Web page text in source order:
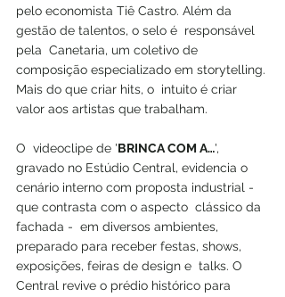
pelo economista Tiê Castro. Além da
gestão de talentos, o selo é  responsável
pela  Canetaria, um coletivo de
composição especializado em storytelling.
Mais do que criar hits, o  intuito é criar
valor aos artistas que trabalham.
O  videoclipe de 'BRINCA COM A…',
gravado no Estúdio Central, evidencia o
cenário interno com proposta industrial -
que contrasta com o aspecto  clássico da
fachada -  em diversos ambientes,
preparado para receber festas, shows,
exposições, feiras de design e  talks. O
Central revive o prédio histórico para